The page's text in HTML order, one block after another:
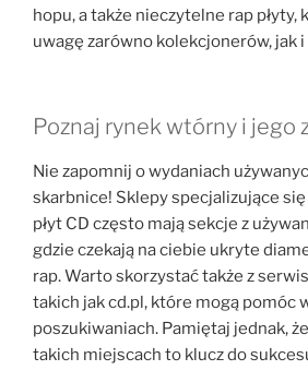
hopu, a także nieczytelne rap płyty,
uwagę zarówno kolekcjonerów, jak
Poznaj rynek wtórny i jego
Nie zapomnij o wydaniach
skarbnice! Sklepy specjalizujące
płyt CD często mają sekcje z
gdzie czekają na ciebie ukryte
rap. Warto skorzystać także z
takich jak cd.pl, które mogą pomóc
poszukiwaniach. Pamiętaj jednak,
takich miejscach to klucz do